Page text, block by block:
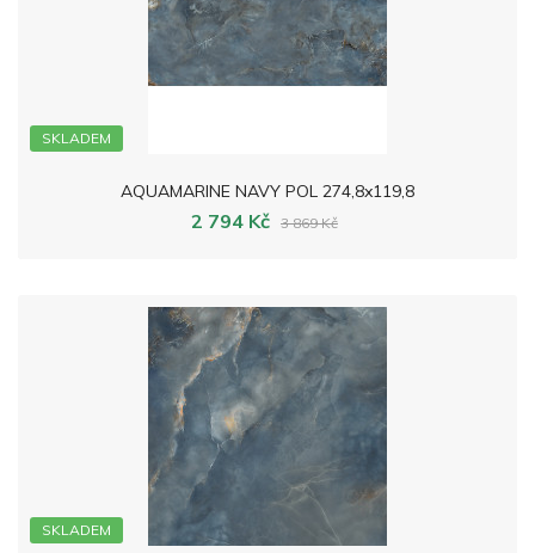
SKLADEM
AQUAMARINE NAVY POL 274,8x119,8
2 794 Kč 3 869 Kč
SKLADEM